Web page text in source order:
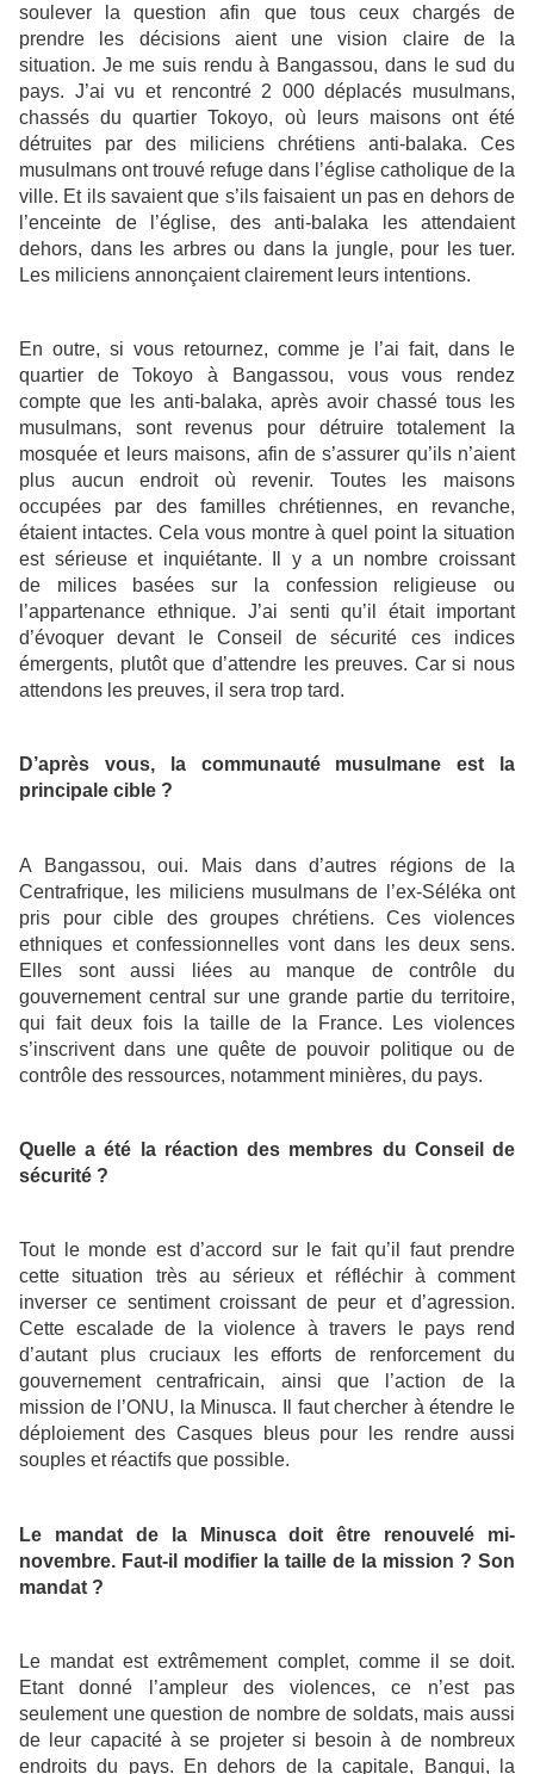
soulever la question afin que tous ceux chargés de
prendre les décisions aient une vision claire de la
situation. Je me suis rendu à Bangassou, dans le sud du
pays. J’ai vu et rencontré 2 000 déplacés musulmans,
chassés du quartier Tokoyo, où leurs maisons ont été
détruites par des miliciens chrétiens anti-balaka. Ces
musulmans ont trouvé refuge dans l’église catholique de la
ville. Et ils savaient que s’ils faisaient un pas en dehors de
l’enceinte de l’église, des anti-balaka les attendaient
dehors, dans les arbres ou dans la jungle, pour les tuer.
Les miliciens annonçaient clairement leurs intentions.
En outre, si vous retournez, comme je l’ai fait, dans le
quartier de Tokoyo à Bangassou, vous vous rendez
compte que les anti-balaka, après avoir chassé tous les
musulmans, sont revenus pour détruire totalement la
mosquée et leurs maisons, afin de s’assurer qu’ils n’aient
plus aucun endroit où revenir. Toutes les maisons
occupées par des familles chrétiennes, en revanche,
étaient intactes. Cela vous montre à quel point la situation
est sérieuse et inquiétante. Il y a un nombre croissant
de milices basées sur la confession religieuse ou
l’appartenance ethnique. J’ai senti qu’il était important
d’évoquer devant le Conseil de sécurité ces indices
émergents, plutôt que d’attendre les preuves. Car si nous
attendons les preuves, il sera trop tard.
D’après vous, la communauté musulmane est la
principale cible ?
A Bangassou, oui. Mais dans d’autres régions de la
Centrafrique, les miliciens musulmans de l’ex-Séléka ont
pris pour cible des groupes chrétiens. Ces violences
ethniques et confessionnelles vont dans les deux sens.
Elles sont aussi liées au manque de contrôle du
gouvernement central sur une grande partie du territoire,
qui fait deux fois la taille de la France. Les violences
s’inscrivent dans une quête de pouvoir politique ou de
contrôle des ressources, notamment minières, du pays.
Quelle a été la réaction des membres du Conseil de
sécurité ?
Tout le monde est d’accord sur le fait qu’il faut prendre
cette situation très au sérieux et réfléchir à comment
inverser ce sentiment croissant de peur et d’agression.
Cette escalade de la violence à travers le pays rend
d’autant plus cruciaux les efforts de renforcement du
gouvernement centrafricain, ainsi que l’action de la
mission de l’ONU, la Minusca. Il faut chercher à étendre le
déploiement des Casques bleus pour les rendre aussi
souples et réactifs que possible.
Le mandat de la Minusca doit être renouvelé mi-
novembre. Faut-il modifier la taille de la mission ? Son
mandat ?
Le mandat est extrêmement complet, comme il se doit.
Etant donné l’ampleur des violences, ce n’est pas
seulement une question de nombre de soldats, mais aussi
de leur capacité à se projeter si besoin à de nombreux
endroits du pays. En dehors de la capitale, Bangui, la